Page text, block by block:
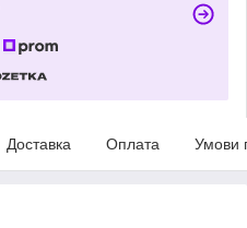
Доставка Оплата Умови